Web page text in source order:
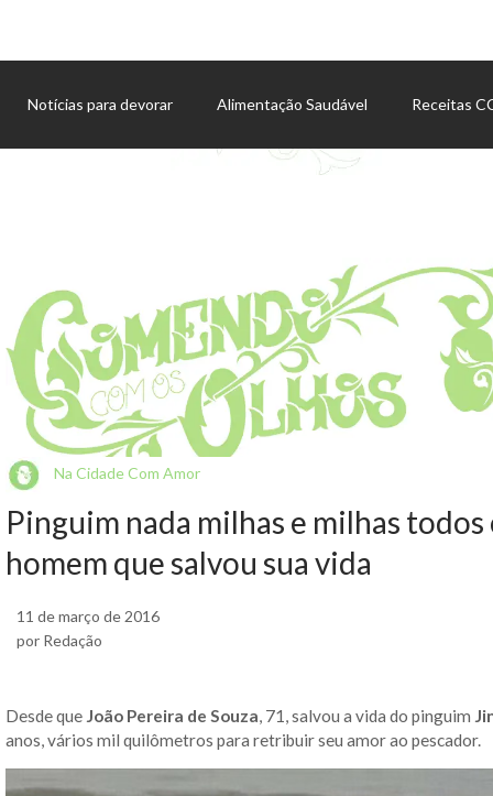
Notícias para devorar Alimentação Saudável Receitas
Na Cidade Com Amor
Pinguim nada milhas e milhas
homem que salvou sua vida
11 de março de 2016
por Redação
Desde que João Pereira de Souza , 71, salvou a vida do pinguim
anos, vários mil quilômetros para retribuir seu amor ao pescador.